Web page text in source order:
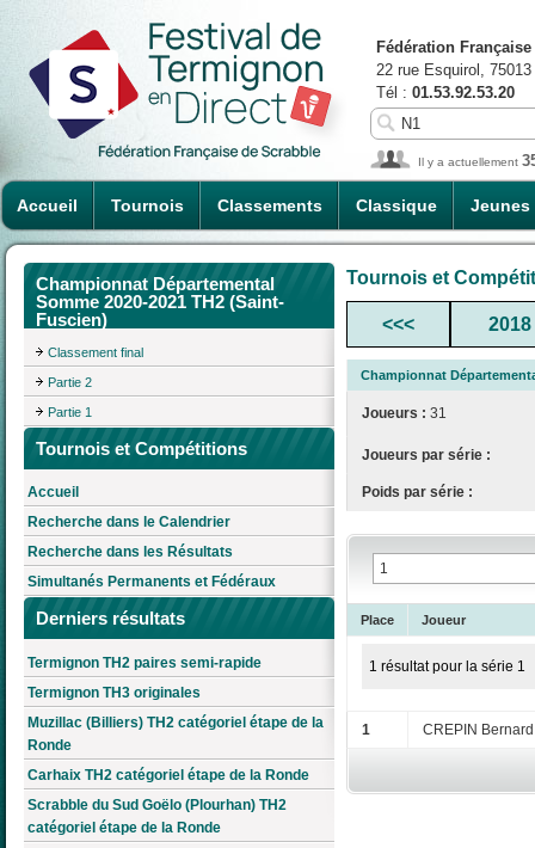
Accueil Tournois Classements Classique Jeunes
Fédération
22 rue Esquirol,
Tél : 01.53.92.53.20
Il y a actuellement
Championnat Départemental
Somme 2020-2021 TH2 (Saint-
Fuscien)
Classement final
Partie 2
Partie 1
Tournois et Compétitions
Accueil
Recherche dans le Calendrier
Recherche dans les Résultats
Simultanés Permanents et Fédéraux
Derniers résultats
Termignon TH2 paires semi-rapide
Termignon TH3 originales
Muzillac (Billiers) TH2 catégoriel étape de la
Ronde
Carhaix TH2 catégoriel étape de la Ronde
Scrabble du Sud Goëlo (Plourhan) TH2
catégoriel étape de la Ronde
Tournois et
<<< 2018
Championnat
Joueurs : 31
Joueurs par série :
Poids par série :
Place Joueur
1 résultat pour la série 1
1 CREPIN Bernard